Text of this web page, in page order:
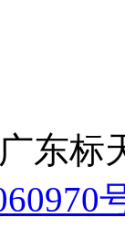
东